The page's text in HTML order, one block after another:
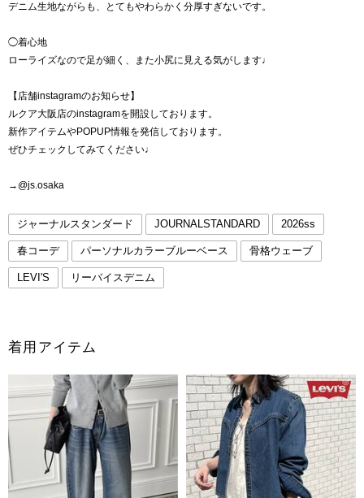
デニム生地ながらも、とてもやわらかく分厚すぎないです。
◯着心地
ローライズなので足が細く、また小尻に見える気がします♩
【店舗instagramのお知らせ】
ルクア大阪店のinstagramを開設しております。
新作アイテムやPOPUP情報を発信しております。
ぜひチェックしてみてください♩
→@js.osaka
ジャーナルスタンダード JOURNALSTANDARD 2026ss
春コーデ パーソナルカラーブルーベース 骨格ウェーブ
LEVI'S リーバイスデニム
着用アイテム